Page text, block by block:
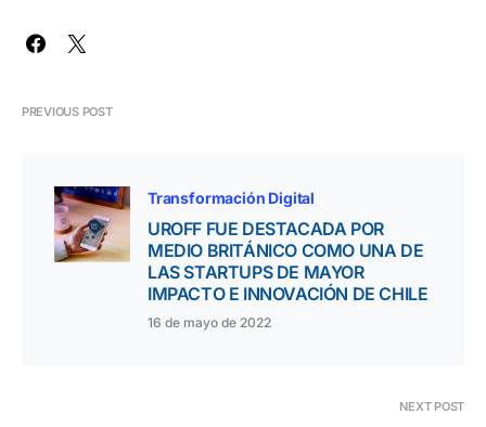
PREVIOUS POST
Transformación Digital
UROFF FUE DESTACADA POR
MEDIO BRITÁNICO COMO UNA DE
LAS STARTUPS DE MAYOR
IMPACTO E INNOVACIÓN DE CHILE
16 de mayo de 2022
NEXT POST